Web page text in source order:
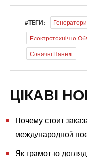
#ТЕГИ: Генератори
Електротехнічне
Сонячні Панелі
ЦІКАВІ
Почему стоит
международной
Як грамотно